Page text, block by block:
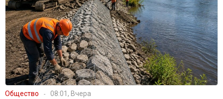
Общество 08:01, Вчера